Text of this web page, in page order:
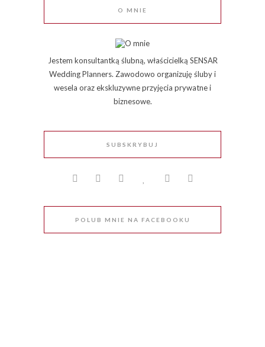
O MNIE
Jestem konsultantką ślubną, właścicielką SENSAR
Wedding Planners. Zawodowo organizuję śluby i
wesela oraz ekskluzywne przyjęcia prywatne i
biznesowe.
SUBSKRYBUJ
POLUB MNIE NA FACEBOOKU